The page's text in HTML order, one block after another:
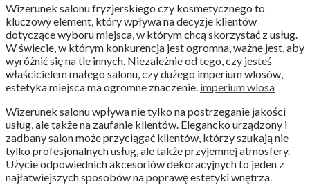
Wizerunek salonu fryzjerskiego czy kosmetycznego to
kluczowy element, który wpływa na decyzje klientów
dotyczące wyboru miejsca, w którym chcą skorzystać z usług.
W świecie, w którym konkurencja jest ogromna, ważne jest, aby
wyróżnić się na tle innych. Niezależnie od tego, czy jesteś
właścicielem małego salonu, czy dużego imperium wlosów,
estetyka miejsca ma ogromne znaczenie. imperium wlosa
Wizerunek salonu wpływa nie tylko na postrzeganie jakości
usług, ale także na zaufanie klientów. Elegancko urządzony i
zadbany salon może przyciągać klientów, którzy szukają nie
tylko profesjonalnych usług, ale także przyjemnej atmosfery.
Użycie odpowiednich akcesoriów dekoracyjnych to jeden z
najłatwiejszych sposobów na poprawę estetyki wnętrza.